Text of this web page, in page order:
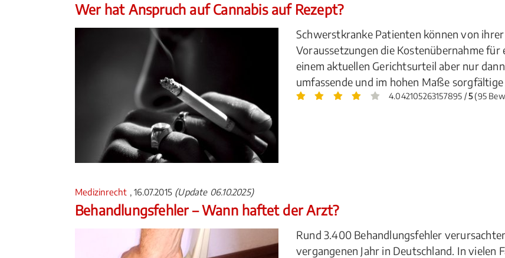
Wer hat Anspruch auf Cannabis auf Rezept?
Schwerstkranke Patienten können von
Voraussetzungen die Kostenübernahme für
einem aktuellen Gerichtsurteil aber nur
umfassende und im hohen Maße
4.042105263157895 /5(95
Medizinrecht , 16.07.2015 (Update 06.10.2025)
Behandlungsfehler – Wann haftet der Arzt?
Rund 3.400 Behandlungsfehler
vergangenen Jahr in Deutschland. In vielen